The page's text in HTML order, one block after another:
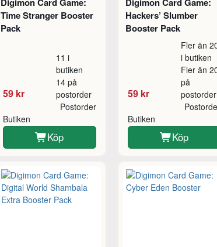
Time Stranger Booster
Pack
59 kr
11 i
butiken
14 på
postorder
Butiken
Postorder
Köp
Hackers’ Slumber
Booster Pack
59 kr
Fler än
i butiken
Fler än
på
postorder
Butiken
Köp